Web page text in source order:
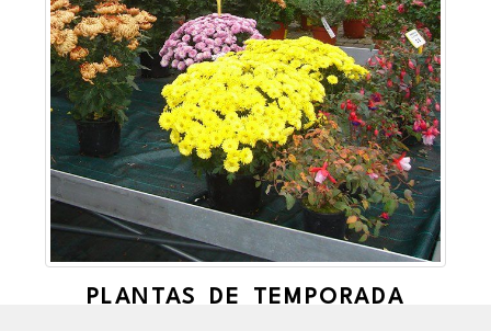
PLANTAS DE TEMPORADA